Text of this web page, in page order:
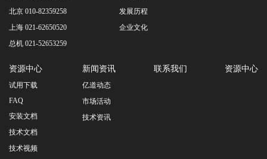
北京 010-82359258
上海 021-62650520
总机 021-52653259
发展历程
企业文化
资源中心
试用下载
FAQ
安装文档
技术文档
技术视频
新闻资讯
亿道动态
市场活动
技术资讯
联系我们 资源中心